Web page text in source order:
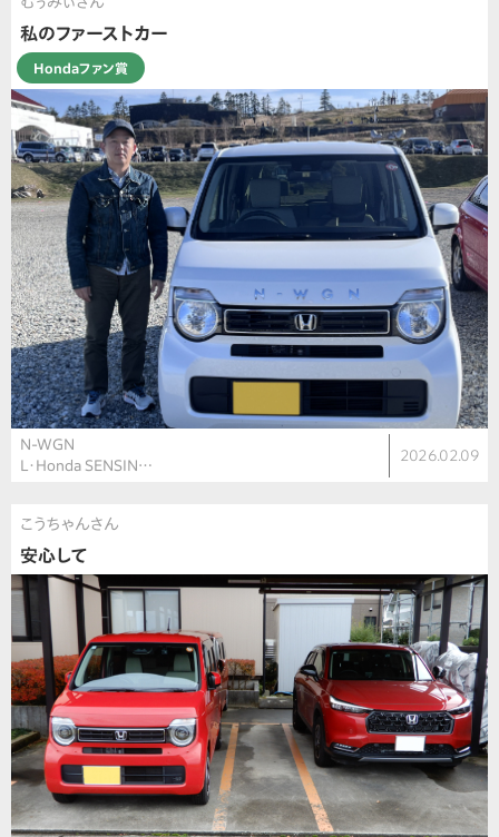
私のファーストカー
Hondaファン賞
N-WGN
L・Honda SENSIN…
2026.02.09
こうちゃんさん
安心して